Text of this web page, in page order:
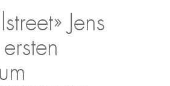
Jens